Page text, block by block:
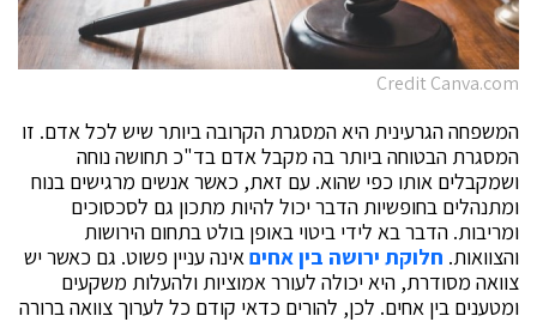
Credit Canva.com
המשפחה הגרעינית היא המסגרת הקרובה ביותר שיש לכל אדם. זו
המסגרת הבטוחה ביותר בה מקבל אדם בד"כ תחושה נוחה
ושמקבלים אותו כפי שהוא. עם זאת, כאשר אנשים מרגישים בנוח
ומתנהלים בחופשיות הדבר יכול להיות מתכון גם לסכסוכים
ומריבות. הדבר בא לידי ביטוי באופן בולט בתחום הירושות
והצוואות. חלוקת ירושה בין אחיםאינה עניין פשוט. גם כאשר יש
צוואה מסודרת, היא יכולה לעורר אמוציות ולהעלות משקעים
ומטענים בין אחים. לכן, להורים כדאי קודם כל לערוך צוואה ברורה